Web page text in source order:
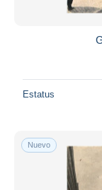
Estatus
Nuevo